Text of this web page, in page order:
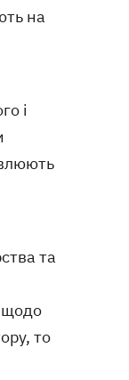
на
і
та
щодо
то